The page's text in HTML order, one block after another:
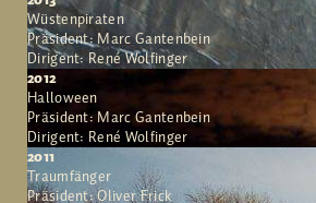
Wüstenpiraten
Präsident: Marc Gantenbein
Dirigent: René Wolfinger
2012
Halloween
Präsident: Marc Gantenbein
Dirigent: René Wolfinger
2011
Traumfänger
Präsident: Oliver Frick